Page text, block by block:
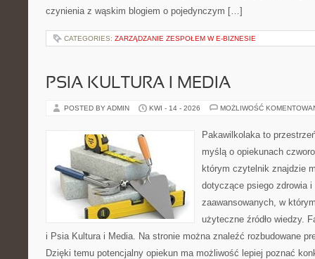
czynienia z wąskim blogiem o pojedynczym […]
CATEGORIES: ZARZĄDZANIE ZESPOŁEM W E-BIZNESIE
PSIA KULTURA I MEDIA
POSTED BY ADMIN KWI - 14 - 2026 MOŻLIWOŚĆ
Pakawilkolaka to
myślą o opiekunach
którym czytelnik znajdzie
dotyczące psiego zdrowia
zaawansowanych, w
użyteczne źródło wiedzy.
i Psia Kultura i Media. Na stronie można znaleźć rozbudowane
Dzięki temu potencjalny opiekun ma możliwość lepiej poznać